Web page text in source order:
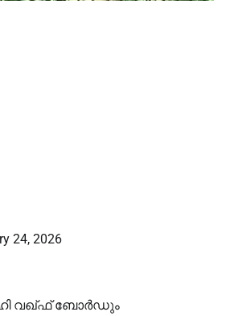
24, 2026
വഖ്ഫ് ബോര്‍ഡും